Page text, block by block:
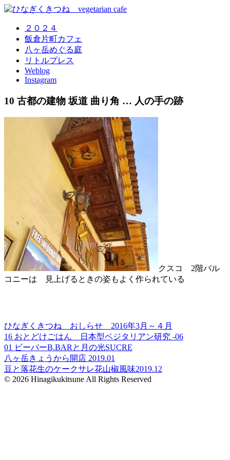
２０２４
飯倉片町カフェ
八ヶ岳めぐる庭
リトルプレス
Weblog
Instagram
10 古都の建物 坂道 曲り角 … 人の手の跡
クスコ 2階バル
コニーは 見上げるときの姿もよく作られている
ひなぎくきつね おしらせ 2016年3月～４月
16 おとどけごはん 日本型ベジタリアン研究 -06
01 ビーバーB.BARと月の光SUCRE
八ヶ岳きょうから開店 2019.01
豆と落花生のケークサレ花山椒風味2019.12
© 2026 Hinagikukitsune All Rights Reserved